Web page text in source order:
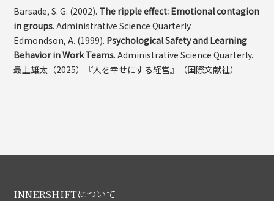
Barsade, S. G. (2002). The ripple effect: Emotional contagion
in groups. Administrative Science Quarterly.
Edmondson, A. (1999). Psychological Safety and Learning
Behavior in Work Teams. Administrative Science Quarterly.
最上雄太（2025）『人を幸せにする経営』（国際文献社）
INNERSHIFTについて